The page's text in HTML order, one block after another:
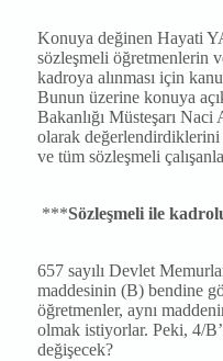
Konuya değinen Hayati
sözleşmeli öğretmenlerin
kadroya alınması için
Bunun üzerine konuya
Bakanlığı Müsteşarı
olarak
ve tüm sözleşmeli
***Sözleşmeli ile
657 sayılı Devlet
maddesinin (B) bendine
öğretmenler, aynı
olmak istiyorlar. Peki, 4/
değişecek?